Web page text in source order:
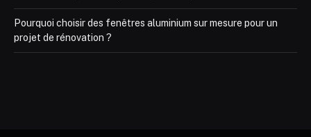
Pourquoi choisir des fenêtres aluminium sur mesure pour un
projet de rénovation ?